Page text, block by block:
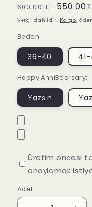
Normal
fiyat
600.00TL
İndirimli
fiyat
Vergi dahildir. Kargo,
Beden
36-40
Happy AnniBearsary:
Yazsın
Üretim öncesi
onaylamak
Adet